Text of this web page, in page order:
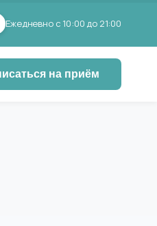
Ежедневно с 10:00 до 21:00
на приём